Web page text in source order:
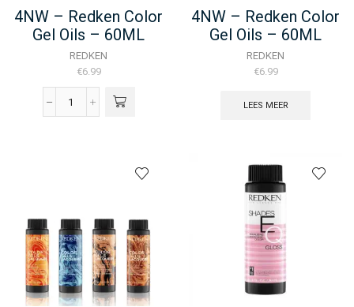
4NW – Redken Color
Gel Oils – 60ML
REDKEN
€6.99
4NW
aantal
4NW – Redken Color
Gel Oils – 60ML
REDKEN
€6.99
LEES MEER